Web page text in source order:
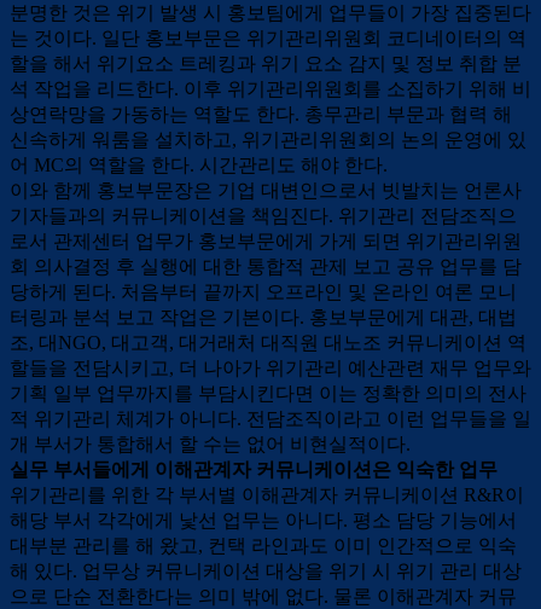
분명한 것은 위기 발생 시 홍보팀에게 업무들이 가장 집중된다
는 것이다. 일단 홍보부문은 위기관리위원회 코디네이터의 역
할을 해서 위기요소 트레킹과 위기 요소 감지 및 정보 취합 분
석 작업을 리드한다. 이후 위기관리위원회를 소집하기 위해 비
상연락망을 가동하는 역할도 한다. 총무관리 부문과 협력 해
신속하게 워룸을 설치하고, 위기관리위원회의 논의 운영에 있
어 MC의 역할을 한다. 시간관리도 해야 한다.
이와 함께 홍보부문장은 기업 대변인으로서 빗발치는 언론사
기자들과의 커뮤니케이션을 책임진다. 위기관리 전담조직으
로서 관제센터 업무가 홍보부문에게 가게 되면 위기관리위원
회 의사결정 후 실행에 대한 통합적 관제 보고 공유 업무를 담
당하게 된다. 처음부터 끝까지 오프라인 및 온라인 여론 모니
터링과 분석 보고 작업은 기본이다. 홍보부문에게 대관, 대법
조, 대NGO, 대고객, 대거래처 대직원 대노조 커뮤니케이션 역
할들을 전담시키고, 더 나아가 위기관리 예산관련 재무 업무와
기획 일부 업무까지를 부담시킨다면 이는 정확한 의미의 전사
적 위기관리 체계가 아니다. 전담조직이라고 이런 업무들을 일
개 부서가 통합해서 할 수는 없어 비현실적이다.
실무 부서들에게 이해관계자 커뮤니케이션은 익숙한 업무
위기관리를 위한 각 부서별 이해관계자 커뮤니케이션 R&R이
해당 부서 각각에게 낯선 업무는 아니다. 평소 담당 기능에서
대부분 관리를 해 왔고, 컨택 라인과도 이미 인간적으로 익숙
해 있다. 업무상 커뮤니케이션 대상을 위기 시 위기 관리 대상
으로 단순 전환한다는 의미 밖에 없다. 물론 이해관계자 커뮤